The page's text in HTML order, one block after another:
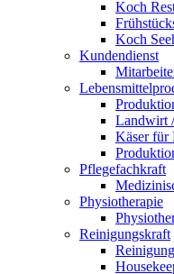
Koch
Koch
Kundendienst
Landwirt
Käser für
Pflegefachkraft
Physiotherapie
Reinigungskraft